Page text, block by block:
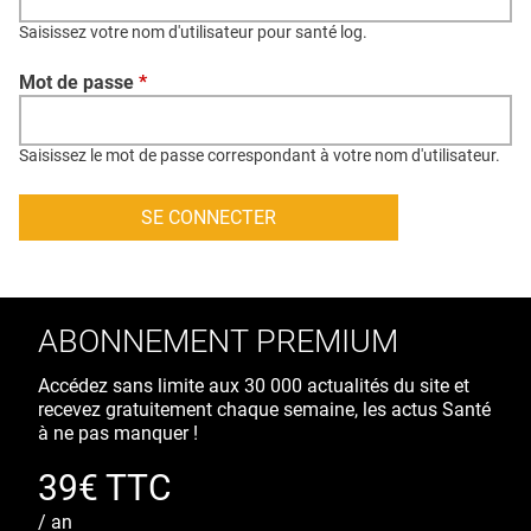
CONTACT
CRÉDITS
Saisissez votre nom d'utilisateur pour santé log.
Mot de passe *
Saisissez le mot de passe correspondant à votre nom d'utilisateur.
ABONNEMENT PREMIUM
Accédez sans limite aux 30 000 actualités du site et
recevez gratuitement chaque semaine, les actus Santé
à ne pas manquer !
39€ TTC
/ an